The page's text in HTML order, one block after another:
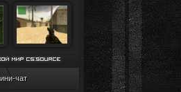
чат